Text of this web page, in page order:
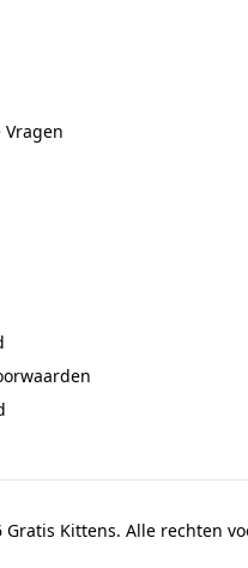
Vragen
Gratis Kittens. Alle rechten